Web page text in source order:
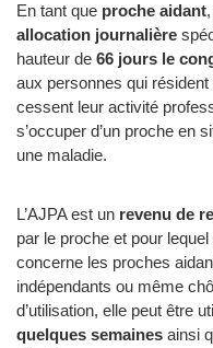
En tant que proche aidant
allocation journalière
hauteur de 66 jours le
aux personnes qui
cessent leur activité
s’occuper d’un proche en
une maladie.
L’AJPA est un revenu de
par le proche et pour
concerne les proches
indépendants ou même
d’utilisation, elle peut être
quelques semaines ainsi